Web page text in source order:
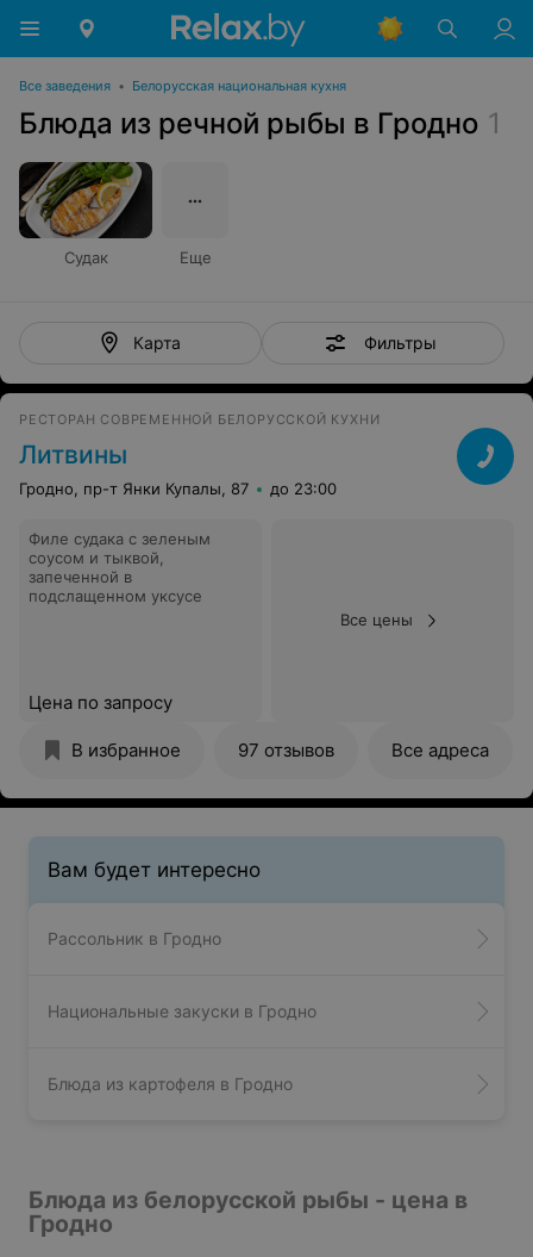
Все заведения • Белорусская национальная кухня
Блюда из речной рыбы в Гродно 1
Судак Еще
Карта Фильтры
РЕСТОРАН СОВРЕМЕННОЙ БЕЛОРУССКОЙ КУХНИ
Литвины
Гродно, пр-т Янки Купалы, 87 до 23:00
Филе судака с зеленым
соусом и тыквой,
запеченной в
подслащенном уксусе
Цена по запросу
Все цены
В избранное 97 отзывов Все адреса
Вам будет интересно
Рассольник в Гродно
Национальные закуски в Гродно
Блюда из картофеля в Гродно
Блюда из белорусской рыбы - цена в
Гродно